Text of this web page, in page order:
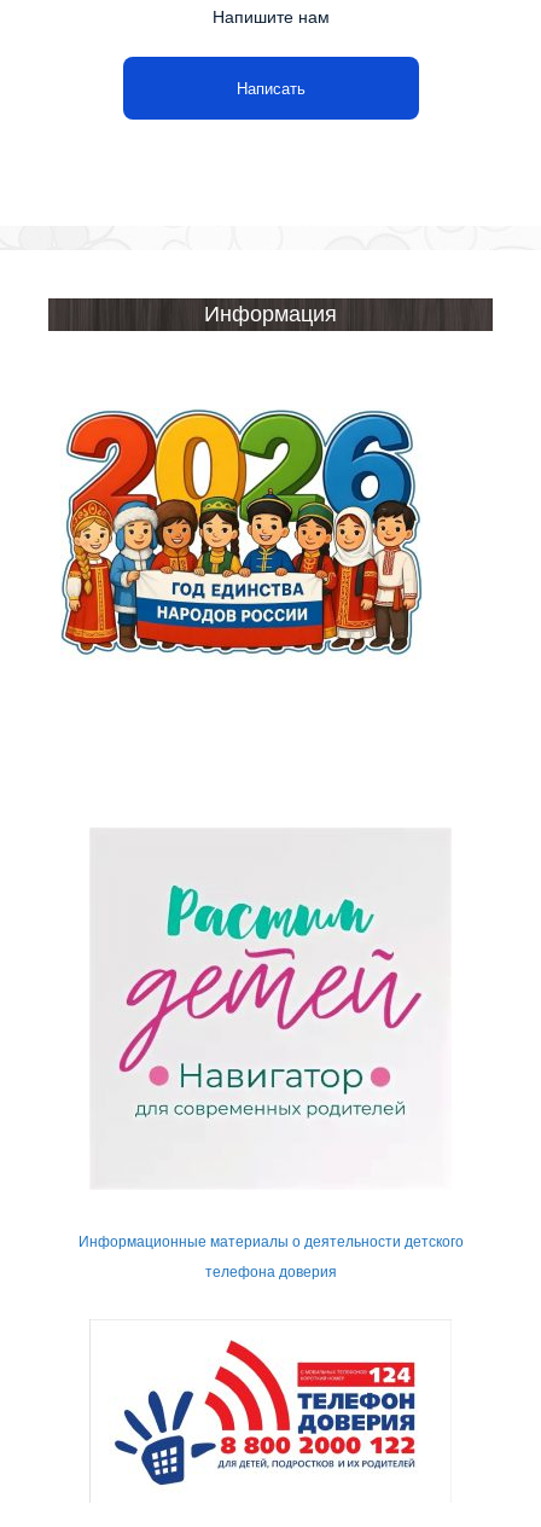
Напишите нам
Написать
Информация
Информационные материалы о деятельности детского
телефона доверия